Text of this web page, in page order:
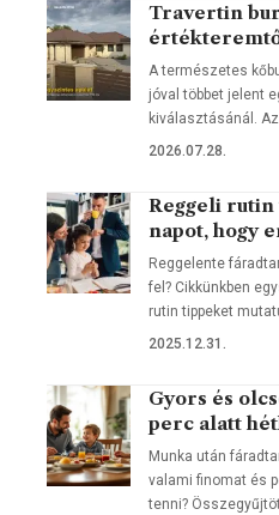
Travertin
A természetes
jóval többet jelent
kiválasztásánál.
2026.07.28.
Reggeli rutin
napot, hogy
Reggelente
fel? Cikkünkben
rutin tippeket
2025.12.31.
Gyors és
perc alatt
Munka után
valami finomat és
tenni?